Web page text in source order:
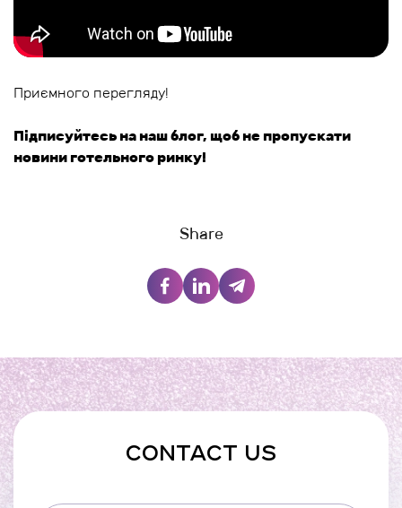
Приємного перегляду!
Підписуйтесь на наш блог, щоб не пропускати
новини готельного ринку!
Share
CONTACT US